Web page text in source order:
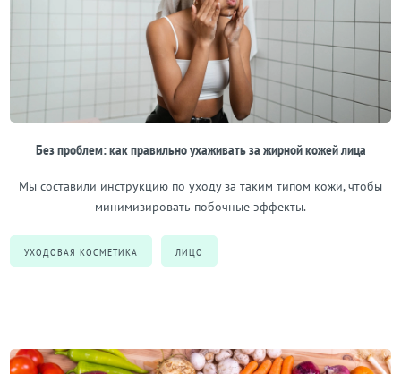
Без проблем: как правильно ухаживать за жирной кожей лица
Мы составили инструкцию по уходу за таким типом кожи, чтобы
минимизировать побочные эффекты.
УХОДОВАЯ КОСМЕТИКА ЛИЦО